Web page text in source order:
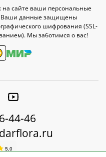
на сайте ваши персональные
данные защищены
шифрования (SSL-
Мы заботимся о вас!
44-46